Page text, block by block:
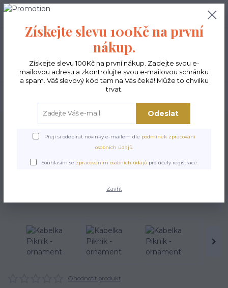
0,00 Kč
Kabelky ekologické Kabelky velké
Kabelka Piknik - ornament
Ohodnotit produkt
Získejte slevu 100Kč na první
nákup.
Získejte slevu 100Kč na první nákup. Zadejte svou e-
mailovou adresu a zkontrolujte svou e-mailovou schránku
a spam. Váš slevový kód tam na Vás čeká! Může to chvilku
trvat.
Odeslat
Přeji si odebírat novinky e-mailem dle podmínek zpracování
osobních údajů.
Souhlasím se zpracováním osobních údajů pro účely registrace.
Zavřít